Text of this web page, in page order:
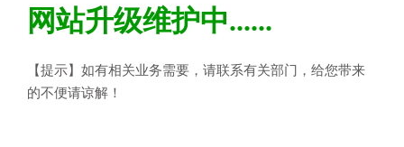
网站升级维护中......
【提示】如有相关业务需要，请联系有关部门，给您带来
的不便请谅解！